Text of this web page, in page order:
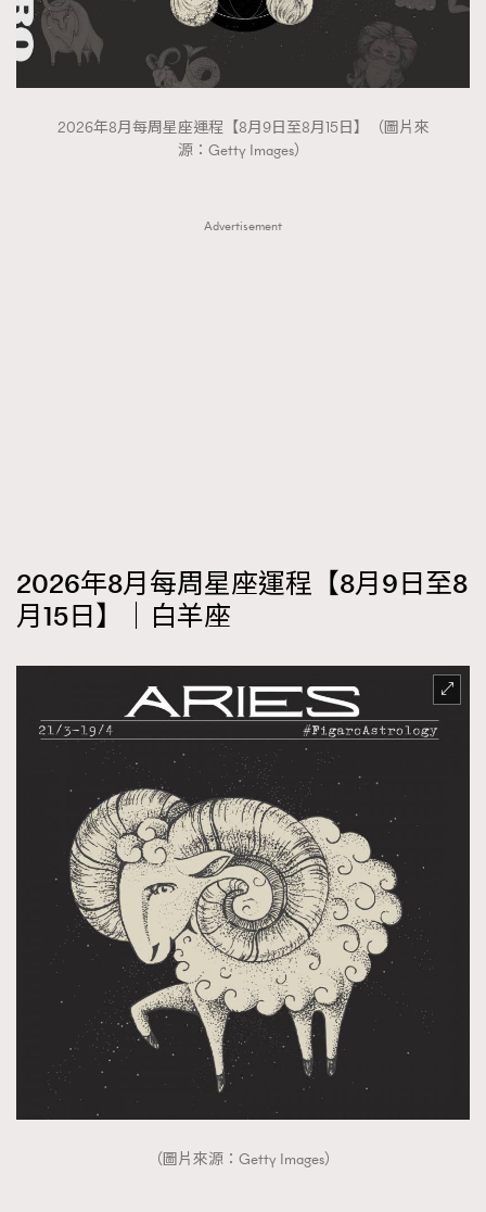
2026年8月每周星座運程【8月9日至8月15日】（圖片來
源：Getty Images）
Advertisement
2026年8月每周星座運程【8月9日至8
月15日】｜白羊座
（圖片來源：Getty Images）